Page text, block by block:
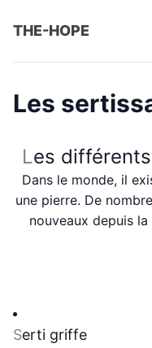
THE-HOPE
Les
Les
Dans le monde, il
une pierre. De
nouveaux depuis
Serti griffe